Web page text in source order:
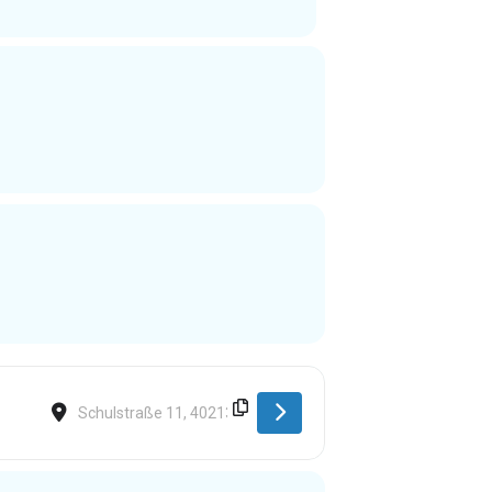
Destination Address - Düsseldorf [RxtgSOLpr]